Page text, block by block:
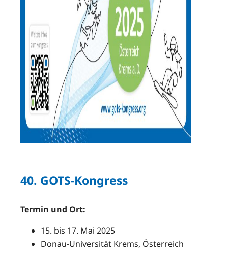
40. GOTS-Kongress
Termin und Ort:
15. bis 17. Mai 2025
Donau-Universität Krems, Österreich